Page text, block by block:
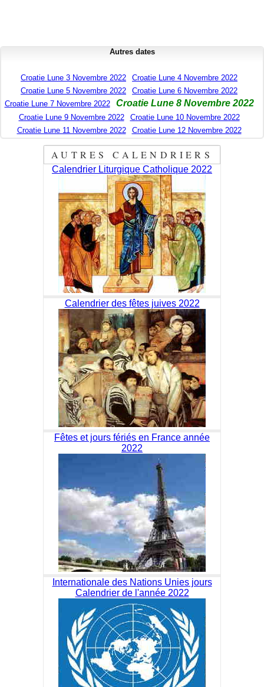
Autres dates
Croatie Lune 3 Novembre 2022
Croatie Lune 4 Novembre 2022
Croatie Lune 5 Novembre 2022
Croatie Lune 6 Novembre 2022
Croatie Lune 7 Novembre 2022
Croatie Lune 8 Novembre 2022
Croatie Lune 9 Novembre 2022
Croatie Lune 10 Novembre 2022
Croatie Lune 11 Novembre 2022
Croatie Lune 12 Novembre 2022
AUTRES CALENDRIERS
Calendrier Liturgique Catholique 2022
Calendrier des fêtes juives 2022
Fêtes et jours fériés en France année
2022
Internationale des Nations Unies jours
Calendrier de l'année 2022